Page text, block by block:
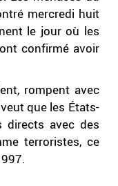
mercredi huit
le jour où les
confirmé avoir
rompent avec
que les États-
directs avec des
terroristes, ce